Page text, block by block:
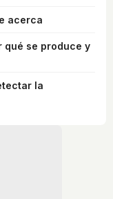
acerca
qué se produce y
la